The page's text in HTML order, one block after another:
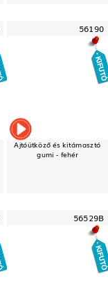
56190
Ajtóütköző és kitámasztó
gumi - fehér
56529B